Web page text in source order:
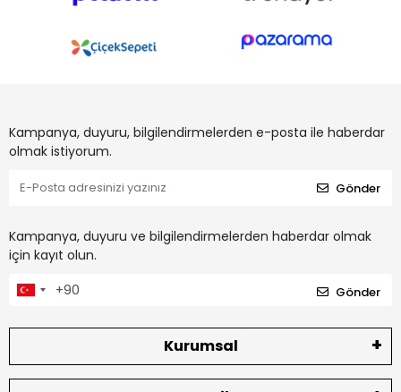
Kampanya, duyuru, bilgilendirmelerden e-posta ile haberdar
olmak istiyorum.
Gönder
Kampanya, duyuru ve bilgilendirmelerden haberdar olmak
için kayıt olun.
Gönder
Kurumsal